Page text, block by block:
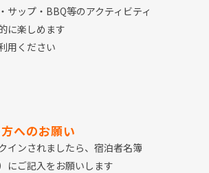
サップ・ BBQ等のアクティビティ
に楽しめます
用ください
へのお願い
インされましたら、宿泊者名簿
）にご記入をお願いします